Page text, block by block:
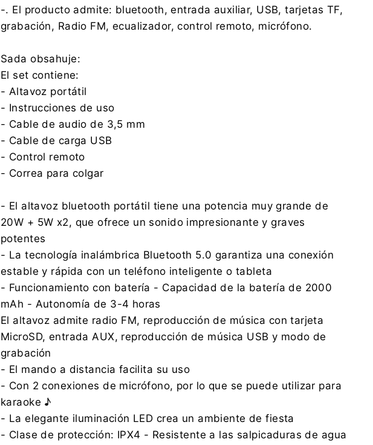
-. El producto admite: bluetooth, entrada auxiliar, USB, tarjetas TF,
grabación, Radio FM, ecualizador, control remoto, micrófono.
Sada obsahuje:
El set contiene:
- Altavoz portátil
- Instrucciones de uso
- Cable de audio de 3,5 mm
- Cable de carga USB
- Control remoto
- Correa para colgar
- El altavoz bluetooth portátil tiene una potencia muy grande de
20W + 5W x2, que ofrece un sonido impresionante y graves
potentes
- La tecnología inalámbrica Bluetooth 5.0 garantiza una conexión
estable y rápida con un teléfono inteligente o tableta
- Funcionamiento con batería - Capacidad de la batería de 2000
mAh - Autonomía de 3-4 horas
El altavoz admite radio FM, reproducción de música con tarjeta
MicroSD, entrada AUX, reproducción de música USB y modo de
grabación
- El mando a distancia facilita su uso
- Con 2 conexiones de micrófono, por lo que se puede utilizar para
karaoke ♪
- La elegante iluminación LED crea un ambiente de fiesta
- Clase de protección: IPX4 - Resistente a las salpicaduras de agua